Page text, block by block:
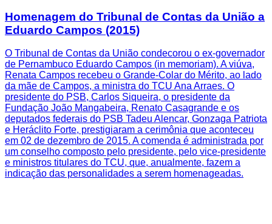
Homenagem do Tribunal de Contas da União a
Eduardo Campos (2015)
O Tribunal de Contas da União condecorou o ex-governador
de Pernambuco Eduardo Campos (in memoriam). A viúva,
Renata Campos recebeu o Grande-Colar do Mérito, ao lado
da mãe de Campos, a ministra do TCU Ana Arraes. O
presidente do PSB, Carlos Siqueira, o presidente da
Fundação João Mangabeira, Renato Casagrande e os
deputados federais do PSB Tadeu Alencar, Gonzaga Patriota
e Heráclito Forte, prestigiaram a cerimônia que aconteceu
em 02 de dezembro de 2015. A comenda é administrada por
um conselho composto pelo presidente, pelo vice-presidente
e ministros titulares do TCU, que, anualmente, fazem a
indicação das personalidades a serem homenageadas.